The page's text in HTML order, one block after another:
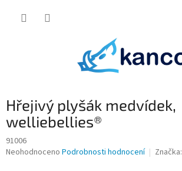
Hřejivý plyšák medvídek,
welliebellies®
91006
Průměrné
Neohodnoceno Podrobnosti hodnocení Značka: